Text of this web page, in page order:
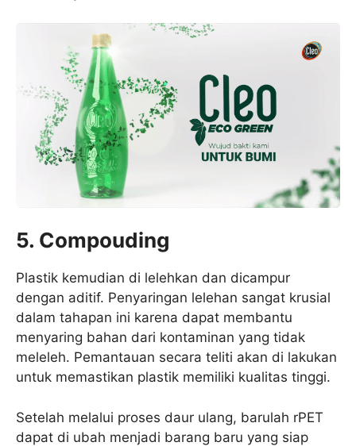
5. Compouding
Plastik kemudian di lelehkan dan dicampur
dengan aditif. Penyaringan lelehan sangat krusial
dalam tahapan ini karena dapat membantu
menyaring bahan dari kontaminan yang tidak
meleleh. Pemantauan secara teliti akan di lakukan
untuk memastikan plastik memiliki kualitas tinggi.
Setelah melalui proses daur ulang, barulah rPET
dapat di ubah menjadi barang baru yang siap